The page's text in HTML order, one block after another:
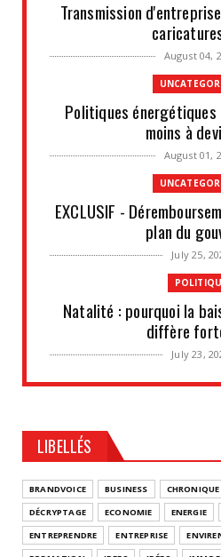
Transmission
August 04,
Politiques
moins à
August 01,
EXCLUSIF -
plan du
July 25,
Natalité : pourquoi la
diffère
July 23,
IDÉES
Les situations de fragilité
des PME
July 18,
LIBELLÉS
BRANDVOICE BUSINESS CHRONIQUE
DÉCRYPTAGE
ECONOMIE ENERGIE
ENTREPRENDRE
ENTREPRISE